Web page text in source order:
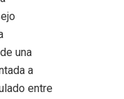
una
a
entre